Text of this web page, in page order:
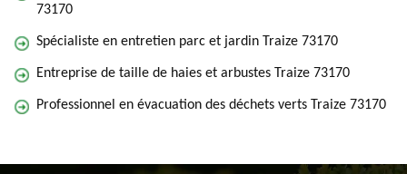
73170
Spécialiste en entretien parc et jardin Traize 73170
Entreprise de taille de haies et arbustes Traize 73170
Professionnel en évacuation des déchets verts Traize 73170